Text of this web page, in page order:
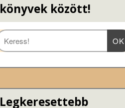
könyvek között!
OK
Legkeresettebb